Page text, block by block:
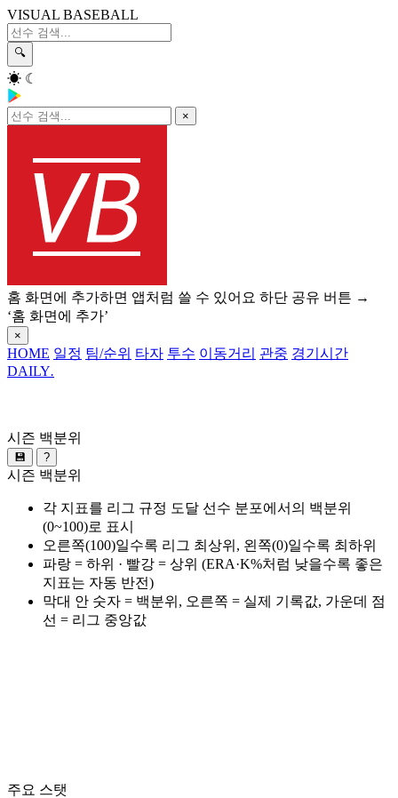
VISUAL BASEBALL
🔍
☀ ☾
×
홈 화면에 추가하면 앱처럼 쓸 수 있어요 하단 공유 버튼 →
‘홈 화면에 추가’
×
HOME 일정 팀/순위 타자 투수 이동거리 관중 경기시간
DAILY.
시즌 백분위
💾 ?
시즌 백분위
각 지표를 리그 규정 도달 선수 분포에서의 백분위
(0~100)로 표시
오른쪽(100)일수록 리그 최상위, 왼쪽(0)일수록 최하위
파랑 = 하위 · 빨강 = 상위 (ERA·K%처럼 낮을수록 좋은
지표는 자동 반전)
막대 안 숫자 = 백분위, 오른쪽 = 실제 기록값, 가운데 점
선 = 리그 중앙값
주요 스탯